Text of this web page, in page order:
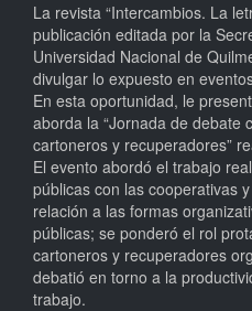
La revista “Intercambios. La
publicación editada por la
Universidad Nacional de
divulgar lo expuesto en
En esta oportunidad, le
aborda la “Jornada de debate
cartoneros y recuperadores”
El evento abordó el trabajo
públicas con las cooperativas
relación a las formas
públicas; se ponderó el rol
cartoneros y recuperadores
debatió en torno a la
trabajo.